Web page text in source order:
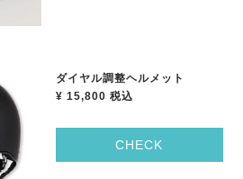
ダイヤル調整ヘルメット
¥ 15,800税込
CHECK